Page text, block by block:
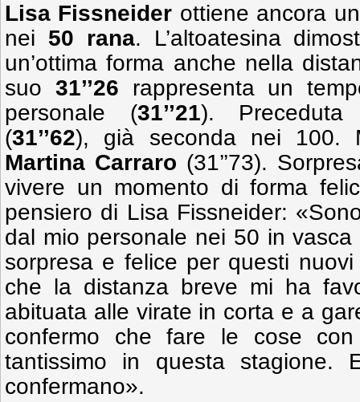
Lisa Fissneider ottiene ancora
nei 50 rana. L’altoatesina
un’ottima forma anche nella
suo 31’’26 rappresenta un
personale (31’’21).
(31’’62), già seconda nei 100.
Martina Carraro (31’’73).
vivere un momento di forma
pensiero di Lisa Fissneider:
dal mio personale nei 50 in
sorpresa e felice per questi
che la distanza breve mi ha
abituata alle virate in corta e a
confermo che fare le cose
tantissimo in questa
confermano».